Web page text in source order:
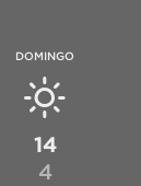
DOMINGO
14
4